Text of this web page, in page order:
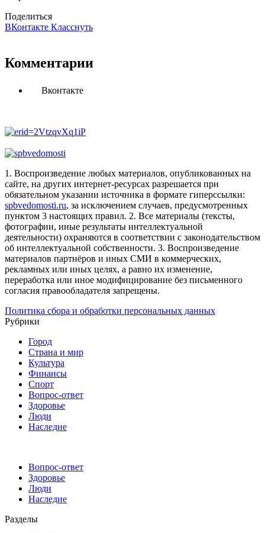
Поделиться
ВКонтакте Класснуть
Комментарии
Вконтакте
1. Воспроизведение любых материалов, опубликованных на
сайте, на других интернет-ресурсах разрешается при
обязательном указании источника в формате гиперссылки:
spbvedomosti.ru, за исключением случаев, предусмотренных
пунктом 3 настоящих правил. 2. Все материалы (тексты,
фотографии, иные результаты интеллектуальной
деятельности) охраняются в соответствии с законодательством
об интеллектуальной собственности. 3. Воспроизведение
материалов партнёров и иных СМИ в коммерческих,
рекламных или иных целях, а равно их изменение,
переработка или иное модифицирование без письменного
согласия правообладателя запрещены.
Политика сбора и обработки персональных данных
Рубрики
Город
Страна и мир
Культура
Финансы
Спорт
Вопрос-ответ
Здоровье
Люди
Наследие
Вопрос-ответ
Здоровье
Люди
Наследие
Разделы